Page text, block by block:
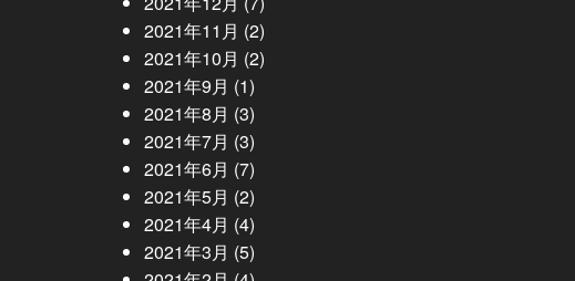
2021年11月 (2)
2021年10月 (2)
2021年9月 (1)
2021年8月 (3)
2021年7月 (3)
2021年6月 (7)
2021年5月 (2)
2021年4月 (4)
2021年3月 (5)